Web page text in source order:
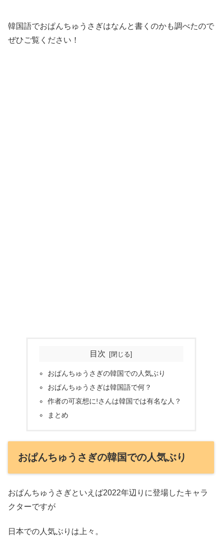
韓国語でおぱんちゅうさぎはなんと書くのかも調べたので
ぜひご覧ください！
目次
おぱんちゅうさぎの韓国での人気ぶり
おぱんちゅうさぎは韓国語で何？
作者の可哀想に!さんは韓国では有名な人？
まとめ
おぱんちゅうさぎの韓国での人気ぶり
おぱんちゅうさぎといえば2022年辺りに登場したキャラ
クターですが
日本での人気ぶりは上々。